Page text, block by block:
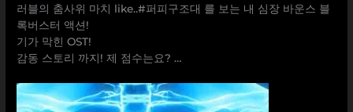
러블의 춤사위 마치 like..#퍼피구조대 를 보는 내 심장 바운스 블
록버스터 액션!
기가 막힌 OST!
감동 스토리 까지! 제 점수는요? …